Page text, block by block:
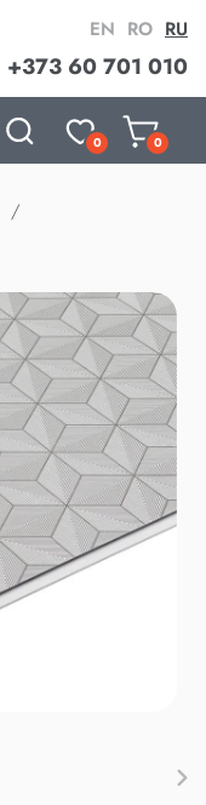
+373 60 701 010
EN RO RU
0 0